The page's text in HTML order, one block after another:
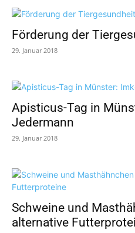
Förderung der
29. Januar 2018
Apisticus-Tag in
Jedermann
29. Januar 2018
Schweine und
alternative